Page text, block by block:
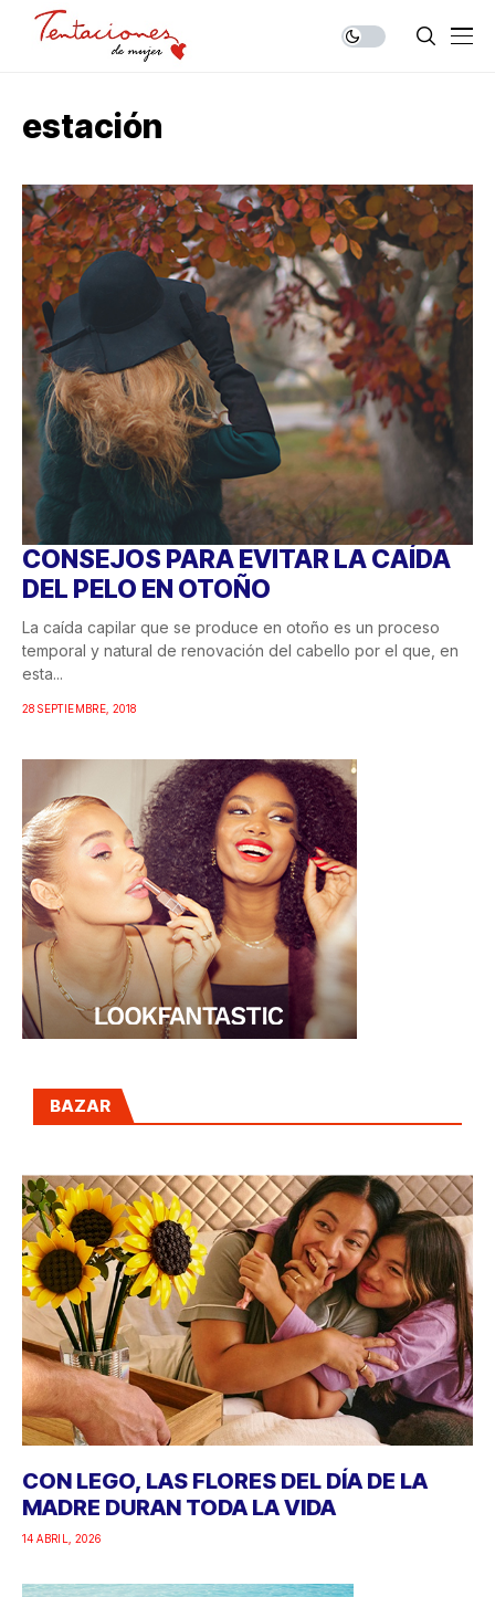
estación
CONSEJOS PARA EVITAR LA CAÍDA
DEL PELO EN OTOÑO
La caída capilar que se produce en otoño es un proceso
temporal y natural de renovación del cabello por el que, en
esta...
28 SEPTIEMBRE, 2018
BAZAR
CON LEGO, LAS FLORES DEL DÍA DE LA
MADRE DURAN TODA LA VIDA
14 ABRIL, 2026